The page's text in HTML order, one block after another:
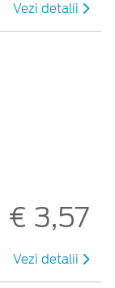
Vezi detalii
€ 3,57
Vezi detalii